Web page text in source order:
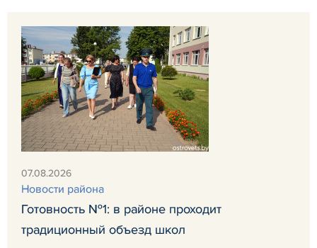
07.08.2026
Новости района
Готовность №1: в районе проходит
традиционный объезд школ